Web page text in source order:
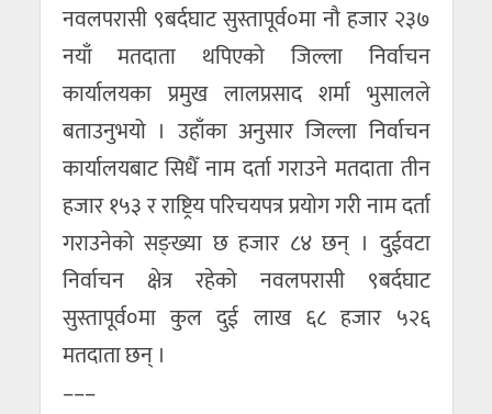
नवलपरासी ९बर्दघाट सुस्तापूर्व०मा नौ हजार २३७
नयाँ मतदाता थपिएको जिल्ला निर्वाचन
कार्यालयका प्रमुख लालप्रसाद शर्मा भुसालले
बताउनुभयो । उहाँका अनुसार जिल्ला निर्वाचन
कार्यालयबाट सिधैँ नाम दर्ता गराउने मतदाता तीन
हजार १५३ र राष्ट्रिय परिचयपत्र प्रयोग गरी नाम दर्ता
गराउनेको सङ्ख्या छ हजार ८४ छन् । दुईवटा
निर्वाचन क्षेत्र रहेको नवलपरासी ९बर्दघाट
सुस्तापूर्व०मा कुल दुई लाख ६८ हजार ५२६
मतदाता छन् ।
–––